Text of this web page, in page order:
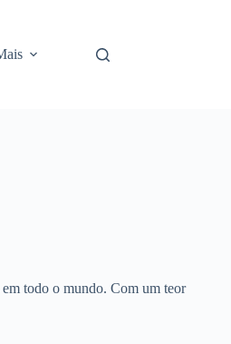
em todo o mundo. Com um teor